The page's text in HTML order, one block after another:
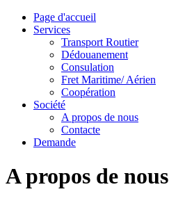
Page d'accueil
Services
Transport Routier
Dédouanement
Consulation
Fret Maritime/ Aérien
Coopération
Société
A propos de nous
Contacte
Demande
A propos de nous